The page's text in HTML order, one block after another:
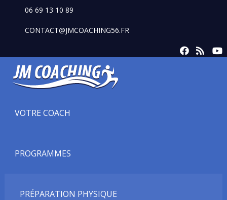
06 69 13 10 89
CONTACT@JMCOACHING56.FR
VOTRE COACH
PROGRAMMES
PRÉPARATION PHYSIQUE